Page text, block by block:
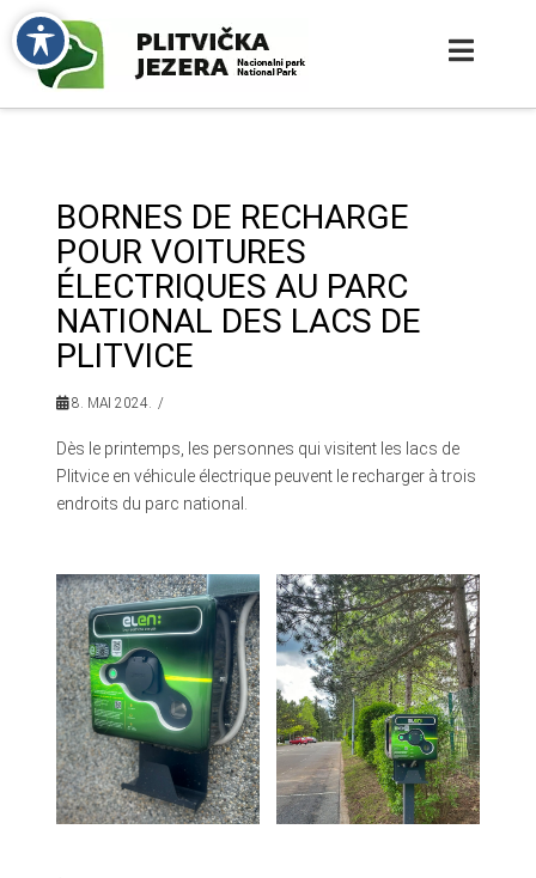
BORNES DE RECHARGE
POUR VOITURES
ÉLECTRIQUES AU PARC
NATIONAL DES LACS DE
PLITVICE
8. MAI 2024.
Dès le printemps, les personnes qui visitent les lacs de
Plitvice en véhicule électrique peuvent le recharger à trois
endroits du parc national.